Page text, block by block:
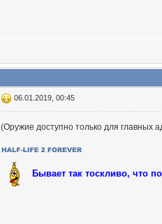
06.01.2019, 00:45
(Оружие доступно только для главных
Бывает так тоскливо, что